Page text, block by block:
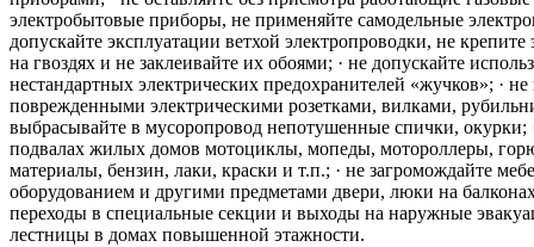
электробытовые приборы, не применяйте самодельные
допускайте эксплуатации ветхой электропроводки, не крепите
на гвоздях и не заклеивайте их обоями; · не допускайте
нестандартных электрических предохранителей «жучков»; · не
поврежденными электрическими розетками, вилками,
выбрасывайте в мусоропровод непотушенные спички, окурки;
подвалах жилых домов мотоциклы, мопеды, мотороллеры,
материалы, бензин, лаки, краски и т.п.; · не загромождайте
оборудованием и другими предметами двери, люки на
переходы в специальные секции и выходы на наружные
лестницы в домах повышенной этажности.